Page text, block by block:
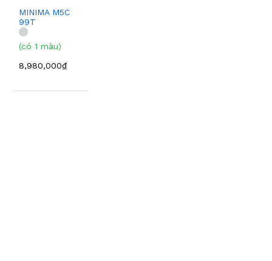
MINIMA M5C
99T
(có 1 màu)
8,980,000₫